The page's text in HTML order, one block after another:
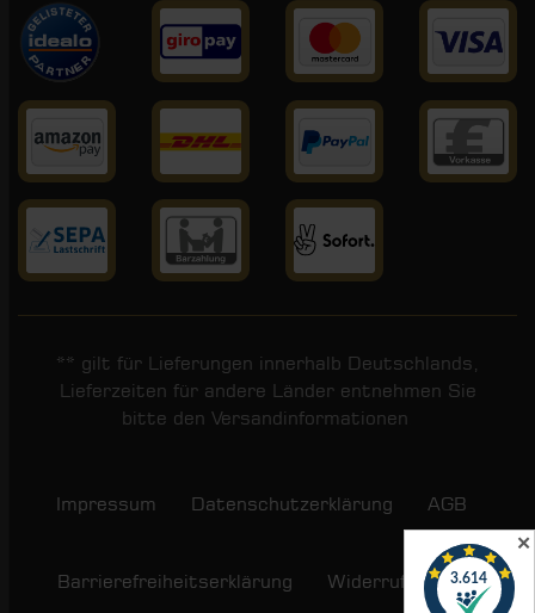
✕
** gilt für Lieferungen innerhalb Deutschlands,
Lieferzeiten für andere Länder entnehmen Sie
bitte den Versandinformationen
Impressum Daten­schutz­erklärung AGB
Barrierefreiheitserklärung Widerrufs­recht